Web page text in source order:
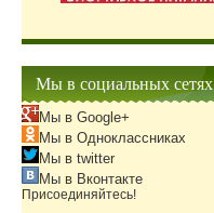
Мы в социальных сетях
Мы в Google+
Мы в Одноклассниках
Мы в twitter
Мы в Вконтакте
Присоединяйтесь!